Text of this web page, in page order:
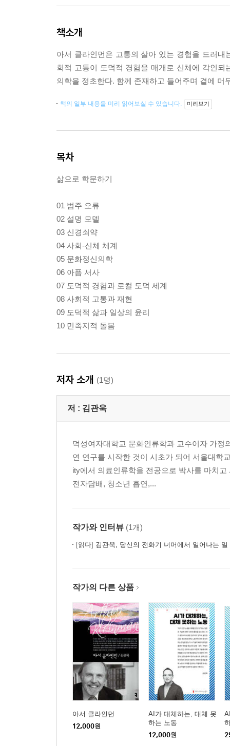
책소개
아서 클라인먼은 고통의 살아 있는 경험을 드러
회적 고통이 도덕적 경험을 매개로 신체에 각인
의학을 정초한다. 함께 존재하고 들어주며 곁에
책의 일부 내용을 미리 읽어보실 수 있습니다. 미리보기
목차
삶으로 학문하기
01 범주 오류
02 설명 모델
03 신경쇠약
04 사회-신체 체계
05 문화정신의학
06 아픔 서사
07 도덕적 경험과 로컬 도덕 세계
08 사회적 고통과 재현
09 도덕적 삶과 일상의 윤리
10 민족지적 돌봄
저자 소개 (1명)
저 : 김관욱
덕성여자대학교 문화인류학과 교수이자 가
연 연구를 시작한 것이 시초가 되어 서울대학
ity에서 의료인류학을 전공으로 박사를 마치
전자담배, 청소년 흡연,...
작가와 인터뷰 (1개)
[읽다] 김관욱, 당신의 전화기 너머에서 일어나는 일
작가의 다른 상품
아서 클라인먼
12,000원
AI가 대체하는, 대체 못
하는 노동
12,000원